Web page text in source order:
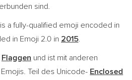
sind.
a fully-qualified emoji encoded in
in Emoji 2.0 in 2015.
Flaggen und ist mit anderen
Emojis. Teil des Unicode- Enclosed